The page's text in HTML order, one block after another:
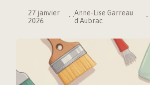
27 janvier
2026
·Anne-Lise Garreau
d'Aubrac